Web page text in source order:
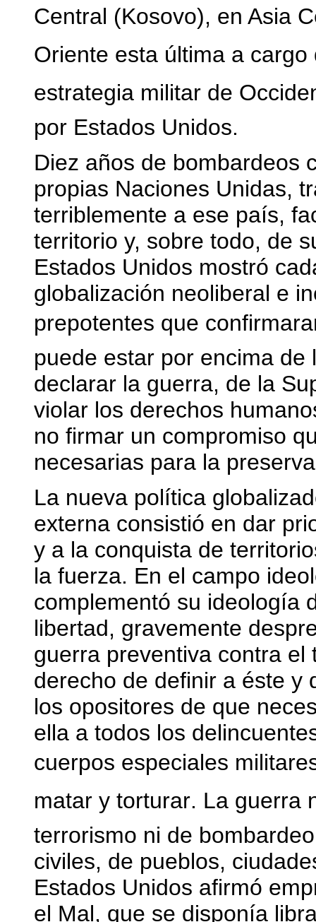
Central (Kosovo), en Asia
Oriente esta última a
estrategia militar de
por Estados Unidos.
Diez años de bombardeos
propias Naciones Unidas,
terriblemente a ese país,
territorio y, sobre todo, de
Estados Unidos mostró
globalización neoliberal e
prepotentes que
puede estar por encima
declarar la guerra, de la
violar los derechos
no firmar un compromiso
necesarias para la
La nueva política
externa consistió en dar
y a la conquista de
la fuerza. En el campo
complementó su ideología
libertad, gravemente
guerra preventiva contra
derecho de definir a éste y
los opositores de que
ella a todos los
cuerpos especiales
matar y torturar. La
terrorismo ni de
civiles, de pueblos,
Estados Unidos afirmó
el Mal, que se disponía